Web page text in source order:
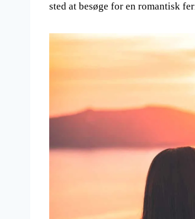
sted at besøge for en romantisk